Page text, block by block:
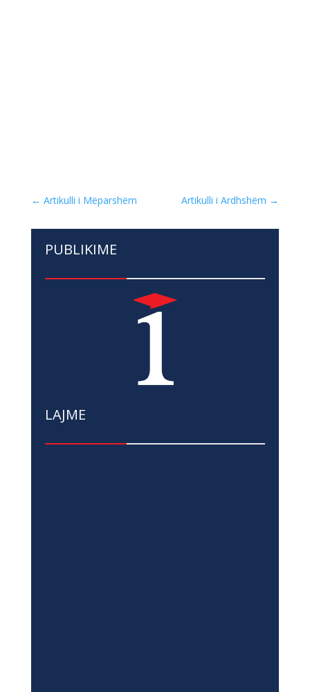
← Artikulli i Mëparshëm Artikulli i Ardhshëm →
PUBLIKIME
LAJME